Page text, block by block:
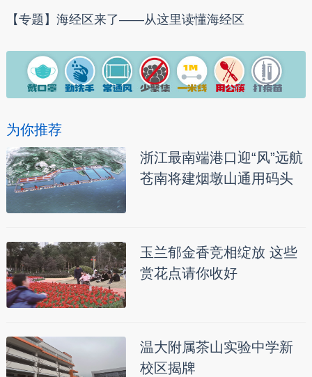
【专题】海经区来了——从这里读懂海经区
为你推荐
浙江最南端港口迎“风”远航
苍南将建烟墩山通用码头
玉兰郁金香竞相绽放 这些
赏花点请你收好
温大附属茶山实验中学新
校区揭牌